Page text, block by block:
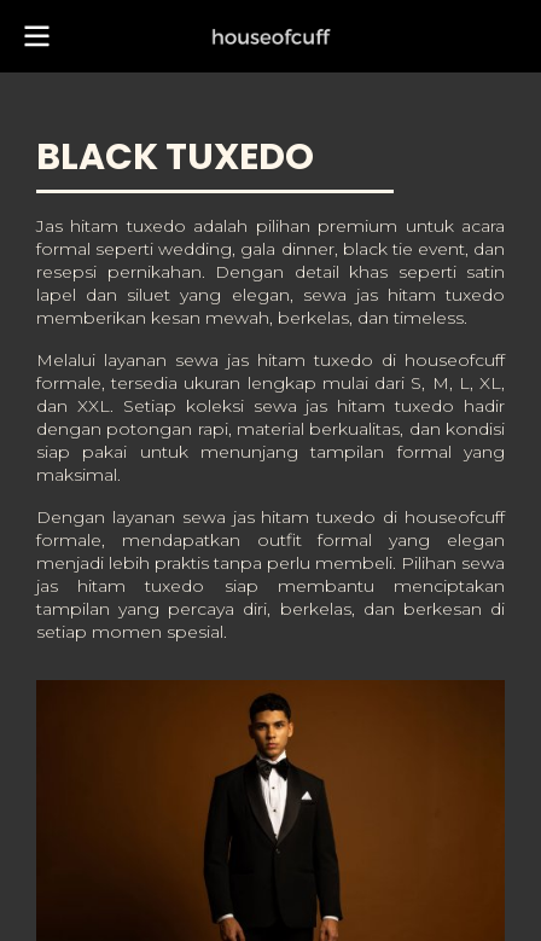
BLACK TUXEDO
Jas hitam tuxedo adalah pilihan premium untuk acara
formal seperti wedding, gala dinner, black tie event, dan
resepsi pernikahan. Dengan detail khas seperti satin
lapel dan siluet yang elegan, sewa jas hitam tuxedo
memberikan kesan mewah, berkelas, dan timeless.
Melalui layanan sewa jas hitam tuxedo di houseofcuff
formale, tersedia ukuran lengkap mulai dari S, M, L, XL,
dan XXL. Setiap koleksi sewa jas hitam tuxedo hadir
dengan potongan rapi, material berkualitas, dan kondisi
siap pakai untuk menunjang tampilan formal yang
maksimal.
Dengan layanan sewa jas hitam tuxedo di houseofcuff
formale, mendapatkan outfit formal yang elegan
menjadi lebih praktis tanpa perlu membeli. Pilihan sewa
jas hitam tuxedo siap membantu menciptakan
tampilan yang percaya diri, berkelas, dan berkesan di
setiap momen spesial.